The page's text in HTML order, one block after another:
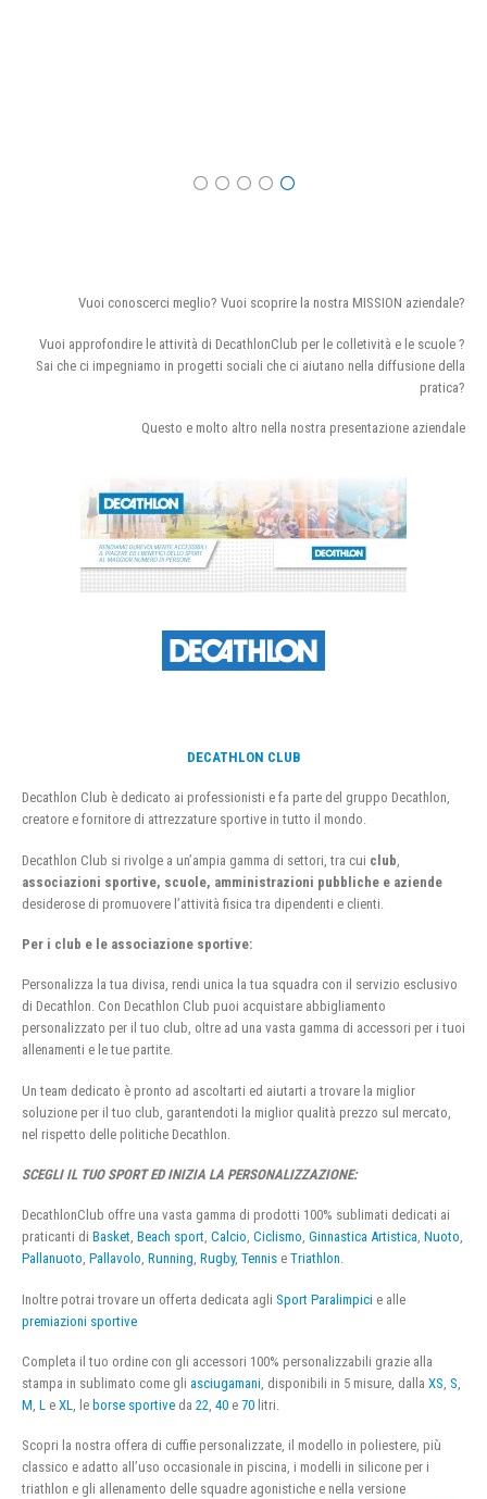
Vuoi conoscerci meglio? Vuoi scoprire la nostra MISSION aziendale?
Vuoi approfondire le attività di DecathlonClub per le colletività e le scuole ?
Sai che ci impegniamo in progetti sociali che ci aiutano nella diffusione della
pratica?
Questo e molto altro nella nostra presentazione aziendale
DECATHLON CLUB
Decathlon Club è dedicato ai professionisti e fa parte del gruppo Decathlon,
creatore e fornitore di attrezzature sportive in tutto il mondo.
Decathlon Club si rivolge a un’ampia gamma di settori, tra cui club
associazioni sportive, scuole, amministrazioni pubbliche e aziende
desiderose di promuovere l’attività fisica tra dipendenti e clienti.
Per i club e le associazione sportive:
Personalizza la tua divisa, rendi unica la tua squadra con il servizio esclusivo
di Decathlon. Con Decathlon Club puoi acquistare abbigliamento
personalizzato per il tuo club, oltre ad una vasta gamma di accessori per i tuoi
allenamenti e le tue partite.
Un team dedicato è pronto ad ascoltarti ed aiutarti a trovare la miglior
soluzione per il tuo club, garantendoti la miglior qualità prezzo sul mercato,
nel rispetto delle politiche Decathlon.
SCEGLI IL TUO SPORT ED INIZIA LA PERSONALIZZAZIONE:
DecathlonClub offre una vasta gamma di prodotti 100% sublimati dedicati ai
praticanti di Basket, Beach sport, Calcio, Ciclismo, Ginnastica Artistica, Nuoto,
Pallanuoto, Pallavolo, Running, Rugby, Tennis e Triathlon.
Inoltre potrai trovare un offerta dedicata agli Sport Paralimpici e alle
premiazioni sportive
Completa il tuo ordine con gli accessori 100% personalizzabili grazie alla
stampa in sublimato come gli asciugamani , disponibili in 5 misure, dalla XS S
M L e XL , le borse sportive da 22 40 e 70 litri.
Scopri la nostra offera di cuffie personalizzate, il modello in poliestere, più
classico e adatto all’uso occasionale in piscina, i modelli in silicone per i
triathlon e gli allenamento delle squadre agonistiche e nella versione